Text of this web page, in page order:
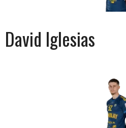
David Iglesias